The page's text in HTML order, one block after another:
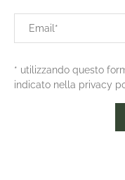
* utilizzando questo
indicato nella privacy